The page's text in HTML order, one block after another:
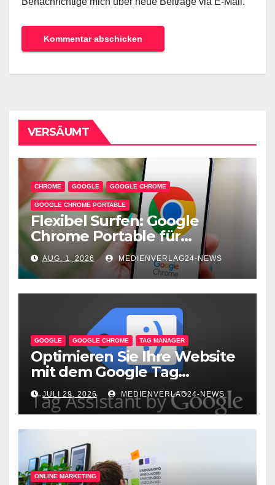
VERSÄUMT
CHROME GOOGLE GOOGLE CHROME
GOOGLE CHROME PORTABLE
Flexibel Surfen: Google
Chrome Portable für
unterwegs
AUG. 1, 2026 MEDIENVERLAG24-NEWS
GOOGLE GOOGLE CHROME TAG MANAGER
Optimieren Sie Ihre Website
mit dem Google Tag
Assistant: Fehlerfreie Tag-
Implementierung leicht
gemacht!
JULI 29, 2026 MEDIENVERLAG24-NEWS
ONLINE MARKETING